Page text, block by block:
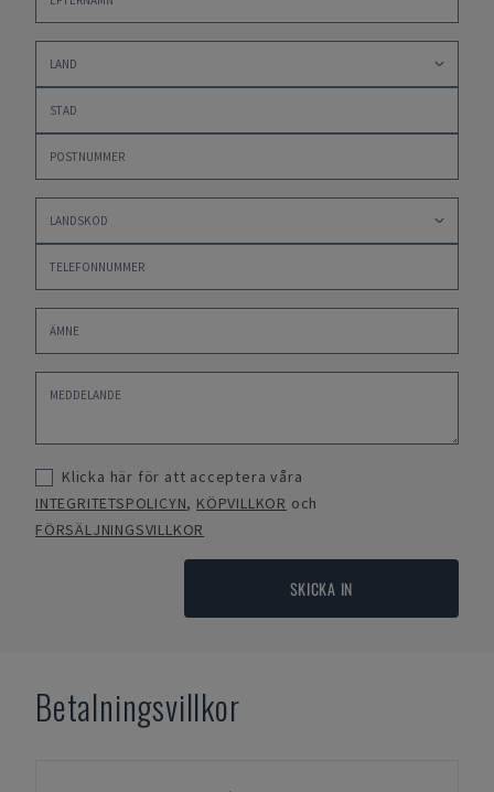
Klicka här för att acceptera våra
INTEGRITETSPOLICYN, KÖPVILLKOR och
FÖRSÄLJNINGSVILLKOR
SKICKA IN
Betalningsvillkor